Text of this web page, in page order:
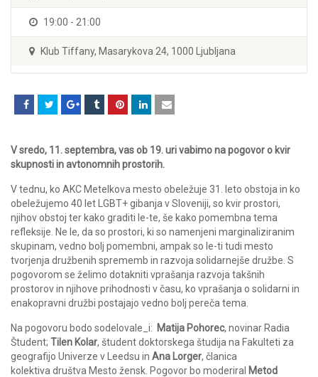
19:00 - 21:00
Klub Tiffany, Masarykova 24, 1000 Ljubljana
V sredo, 11. septembra, vas ob 19. uri vabimo na pogovor o kvir
skupnosti in avtonomnih prostorih.
V tednu, ko AKC Metelkova mesto obeležuje 31. leto obstoja in ko
obeležujemo 40 let LGBT+ gibanja v Sloveniji, so kvir prostori,
njihov obstoj ter kako graditi le-te, še kako pomembna tema
refleksije. Ne le, da so prostori, ki so namenjeni marginaliziranim
skupinam, vedno bolj pomembni, ampak so le-ti tudi mesto
tvorjenja družbenih sprememb in razvoja solidarnejše družbe. S
pogovorom se želimo dotakniti vprašanja razvoja takšnih
prostorov in njihove prihodnosti v času, ko vprašanja o solidarni in
enakopravni družbi postajajo vedno bolj pereča tema.
Na pogovoru bodo sodelovale_i: Matija Pohorec, novinar Radia
Študent; Tilen Kolar, študent doktorskega študija na Fakulteti za
geografijo Univerze v Leedsu in Ana Lorger, članica
kolektiva društva Mesto žensk. Pogovor bo moderiral Metod